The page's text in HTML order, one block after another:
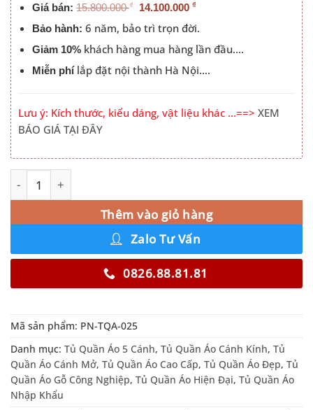
Giá bán: 15.800.000 ₫ 14.100.000 ₫
Bảo hành: 6 năm, bảo trì trọn đời.
Giảm 10%khách hàng mua hàng lần đầu….
Miễn phílắp đặt nội thành Hà Nội….
Lưu ý: Kích thước, kiểu dáng, vật liệu khác …==> XEM
BÁO GIÁ TẠI ĐÂY
Tủ Quần Áo Có Kính Cánh Mở Cao Cấp PN-TQA-025 số
Thêm vào giỏ hàng
Alternative:
Zalo Tư Vấn
0826.88.81.81
Mã sản phẩm: PN-TQA-025
Danh mục: Tủ Quần Áo 5 Cánh, Tủ Quần Áo Cánh Kính, Tủ
Quần Áo Cánh Mở, Tủ Quần Áo Cao Cấp, Tủ Quần Áo Đẹp, Tủ
Quần Áo Gỗ Công Nghiệp, Tủ Quần Áo Hiện Đại, Tủ Quần Áo
Nhập Khẩu